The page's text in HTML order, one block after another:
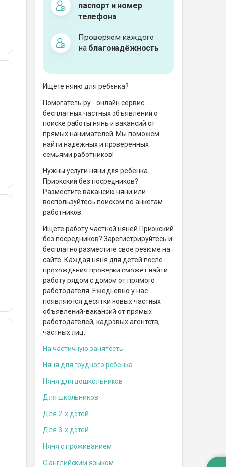
паспорт и номер
телефона
Проверяем каждого
на благонадёжность
Ищете няню для ребенка?
Помогатель.ру - онлайн сервис
бесплатных частных объявлений о
поиске работы нянь и вакансий от
прямых нанимателей. Мы поможем
найти надежных и проверенных
семьями работников!
Нужны услуги няни для ребенка
Приокский без посредников?
Разместите вакансию няни или
воспользуйтесь поиском по анкетам
работников.
Ищете работу частной няней Приокский
без посредников? Зарегистрируйтесь и
бесплатно разместите свое резюме на
сайте. Каждая няня для детей после
прохождения проверки сможет найти
работу рядом с домом от прямого
работодателя. Ежедневно у нас
появляются десятки новых частных
объявлений-вакансий от прямых
работодателей, кадровых агентств,
частных лиц.
На частичную занятость
Няня для грудного ребенка
Няня для дошкольников
Для школьников
Для 2-х детей
Для 3-х детей
Няня с проживанием
С английским языком